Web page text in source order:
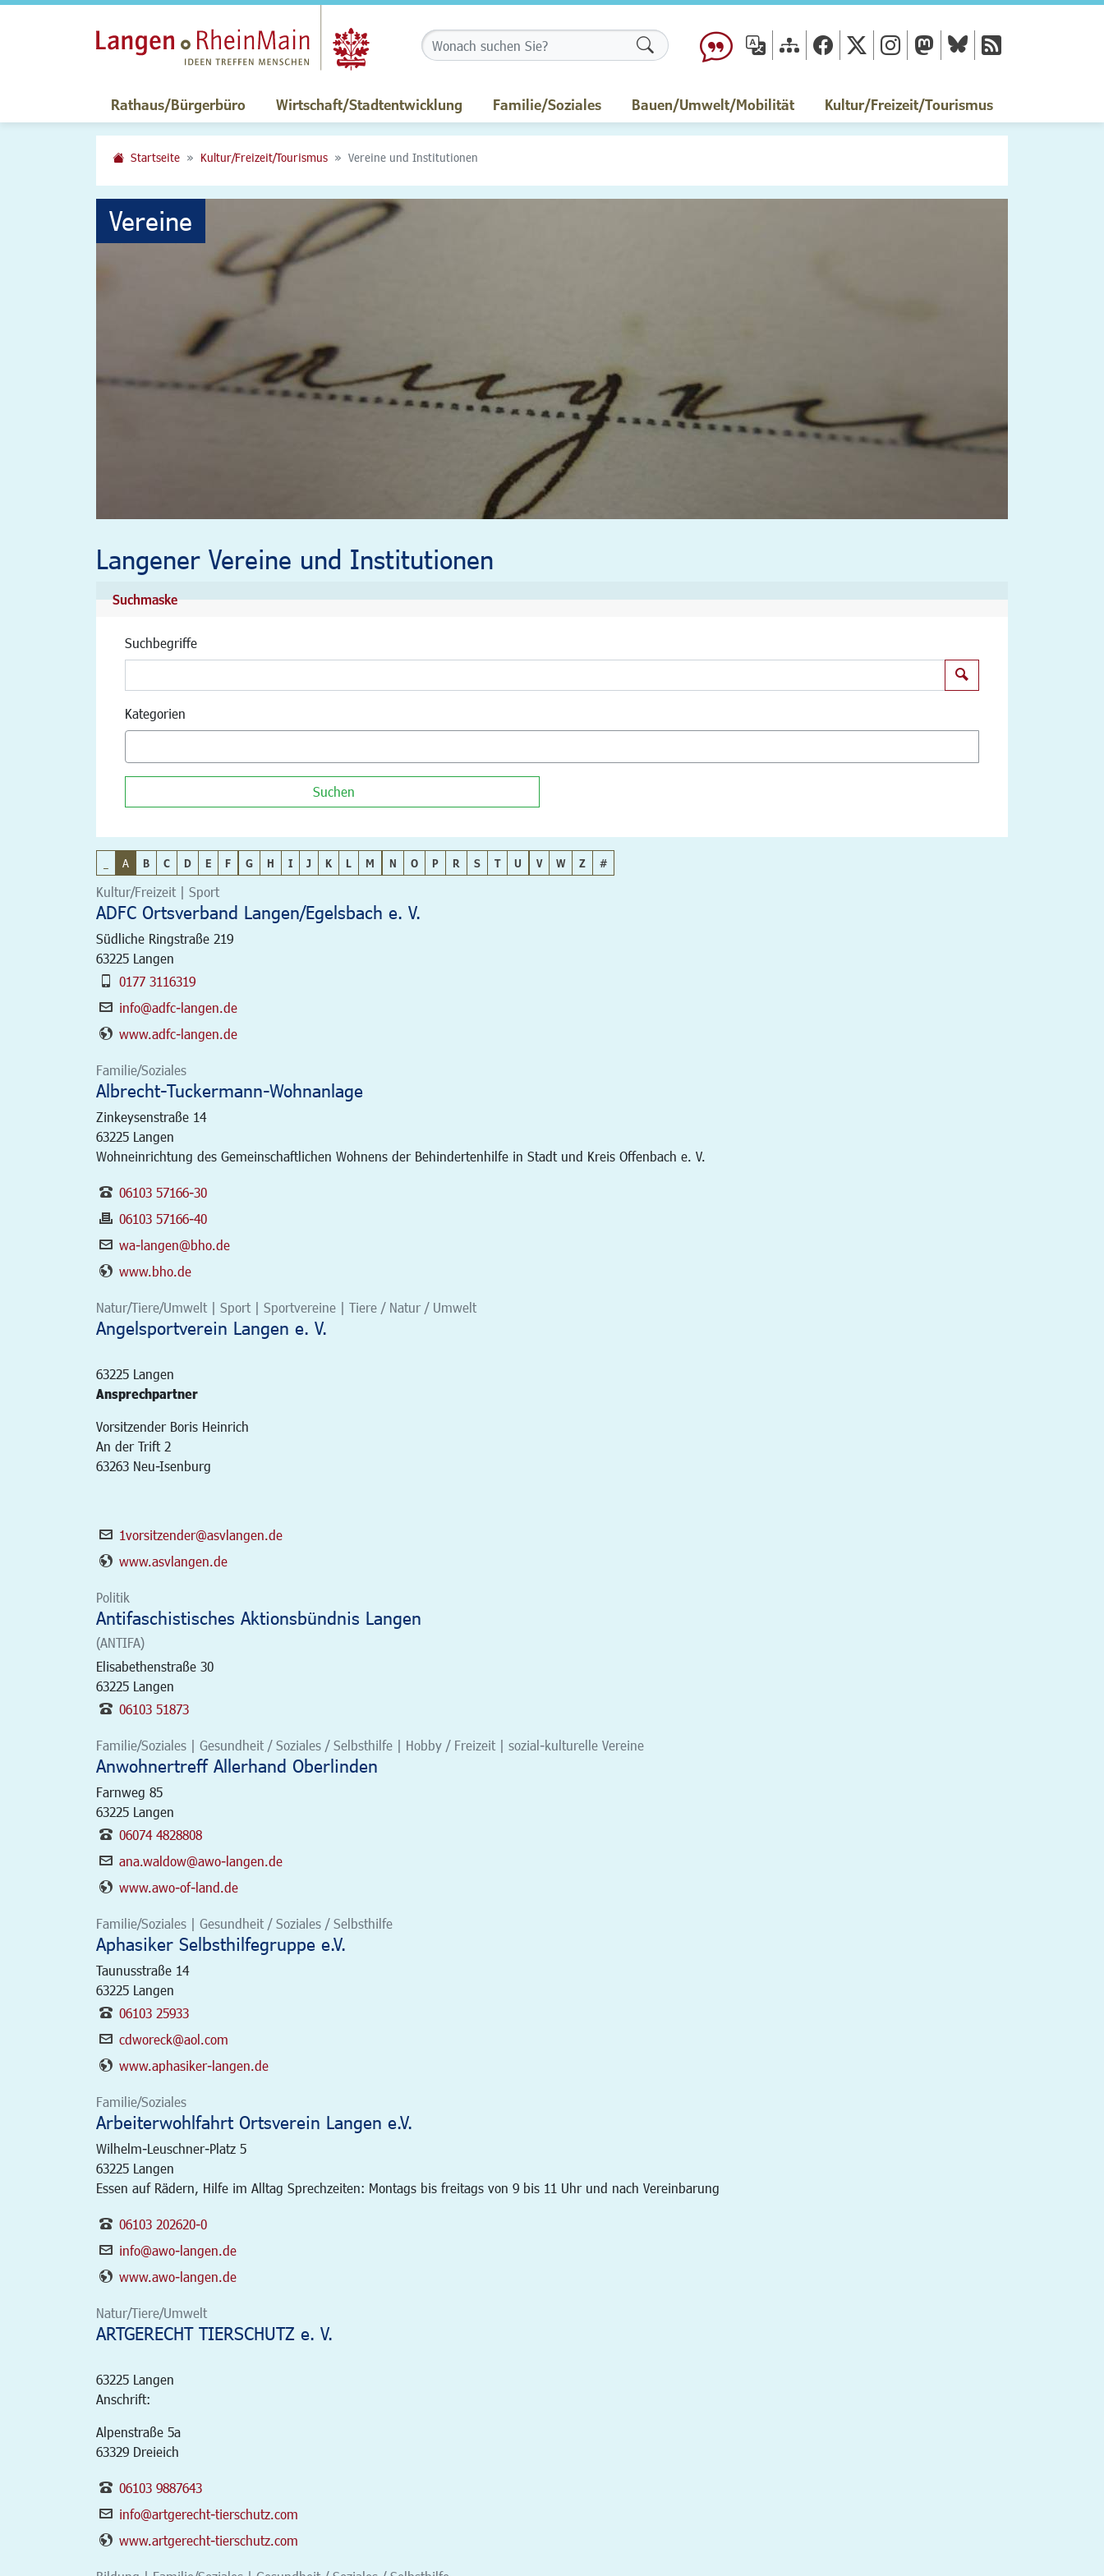
Formularschaltfläche
Rathaus/Bürgerbüro Wirtschaft/Stadtentwicklung Familie/Soziales Bauen/Umwelt/Mobilität Kultur/Freizeit/Tourismus
Startseite Kultur/Freizeit/Tourismus Vereine und Institutionen
Vereine
Langener Vereine und Institutionen
Suchmaske
Suchbegriffe
Kategorien
Suchen
A B C D E F G H I J K L M N O P R S T U V W Z #
Kultur/Freizeit | Sport
ADFC Ortsverband Langen/Egelsbach e. V.
Südliche Ringstraße 219
63225 Langen
0177 3116319
info@adfc-langen.de
www.adfc-langen.de
Familie/Soziales
Albrecht-Tuckermann-Wohnanlage
Zinkeysenstraße 14
63225 Langen
Wohneinrichtung des Gemeinschaftlichen Wohnens der Behindertenhilfe in Stadt und Kreis Offenbach e. V.
06103 57166-30
06103 57166-40
wa-langen@bho.de
www.bho.de
Natur/Tiere/Umwelt | Sport | Sportvereine | Tiere / Natur / Umwelt
Angelsportverein Langen e. V.
63225 Langen
Ansprechpartner
Vorsitzender Boris Heinrich
An der Trift 2
63263 Neu-Isenburg
1vorsitzender@asvlangen.de
www.asvlangen.de
Politik
Antifaschistisches Aktionsbündnis Langen
(ANTIFA)
Elisabethenstraße 30
63225 Langen
06103 51873
Familie/Soziales | Gesundheit / Soziales / Selbsthilfe | Hobby / Freizeit | sozial-kulturelle Vereine
Anwohnertreff Allerhand Oberlinden
Farnweg 85
63225 Langen
06074 4828808
ana.waldow@awo-langen.de
www.awo-of-land.de
Familie/Soziales | Gesundheit / Soziales / Selbsthilfe
Aphasiker Selbsthilfegruppe e.V.
Taunusstraße 14
63225 Langen
06103 25933
cdworeck@aol.com
www.aphasiker-langen.de
Familie/Soziales
Arbeiterwohlfahrt Ortsverein Langen e.V.
Wilhelm-Leuschner-Platz 5
63225 Langen
Essen auf Rädern, Hilfe im Alltag Sprechzeiten: Montags bis freitags von 9 bis 11 Uhr und nach Vereinbarung
06103 202620-0
info@awo-langen.de
www.awo-langen.de
Natur/Tiere/Umwelt
ARTGERECHT TIERSCHUTZ e. V.
63225 Langen
Anschrift:
Alpenstraße 5a
63329 Dreieich
06103 9887643
info@artgerecht-tierschutz.com
www.artgerecht-tierschutz.com